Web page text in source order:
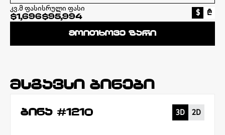
კვ.მ ფასი
$1,696
სრული ფასი
$95,994 $ ₾
მოითხოვე ზარი
მსგავსი ბინები
ბინა #1210 3D 2D